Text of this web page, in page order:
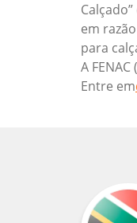
em
para
A
Entre em